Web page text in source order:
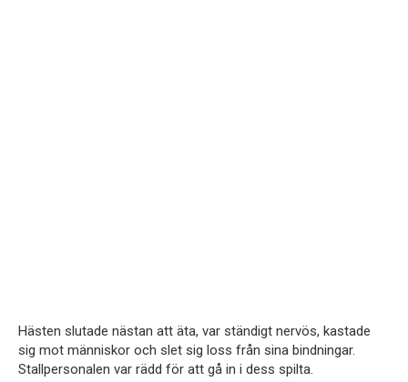
Hästen slutade nästan att äta, var ständigt nervös, kastade
sig mot människor och slet sig loss från sina bindningar.
Stallpersonalen var rädd för att gå in i dess spilta.